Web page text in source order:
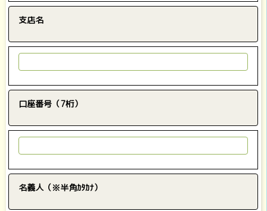
支店名
口座番号（7桁）
名義人（※半角ｶﾀｶﾅ）